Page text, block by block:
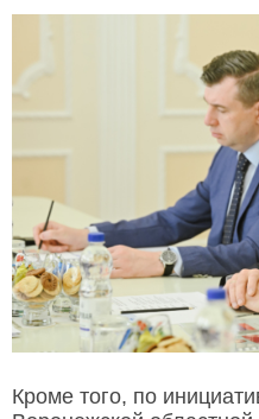
Кроме того, по